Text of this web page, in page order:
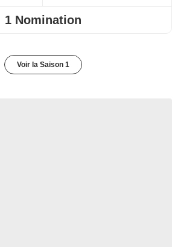
1 Nomination
Voir la Saison 1